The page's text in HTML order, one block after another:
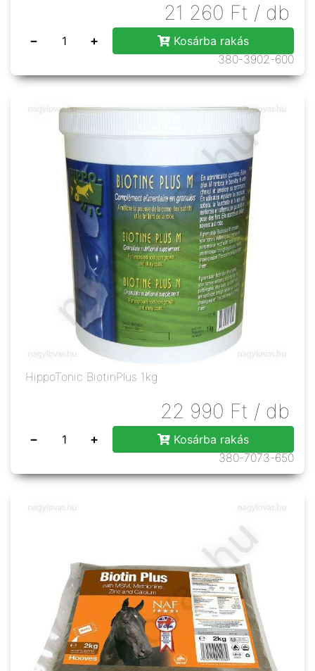
21 260 Ft / db
− +
Kosárba rakás
380-3902-600
HippoTonic BiotinPlus 1kg
22 990 Ft / db
− +
Kosárba rakás
380-7073-650